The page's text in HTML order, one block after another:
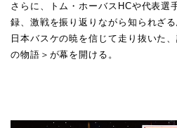
さらに、トム・ホーバスHCや代表選
録、激戦を振り返りながら知られざる
日本バスケの暁を信じて走り抜いた
の物語＞が幕を開ける。